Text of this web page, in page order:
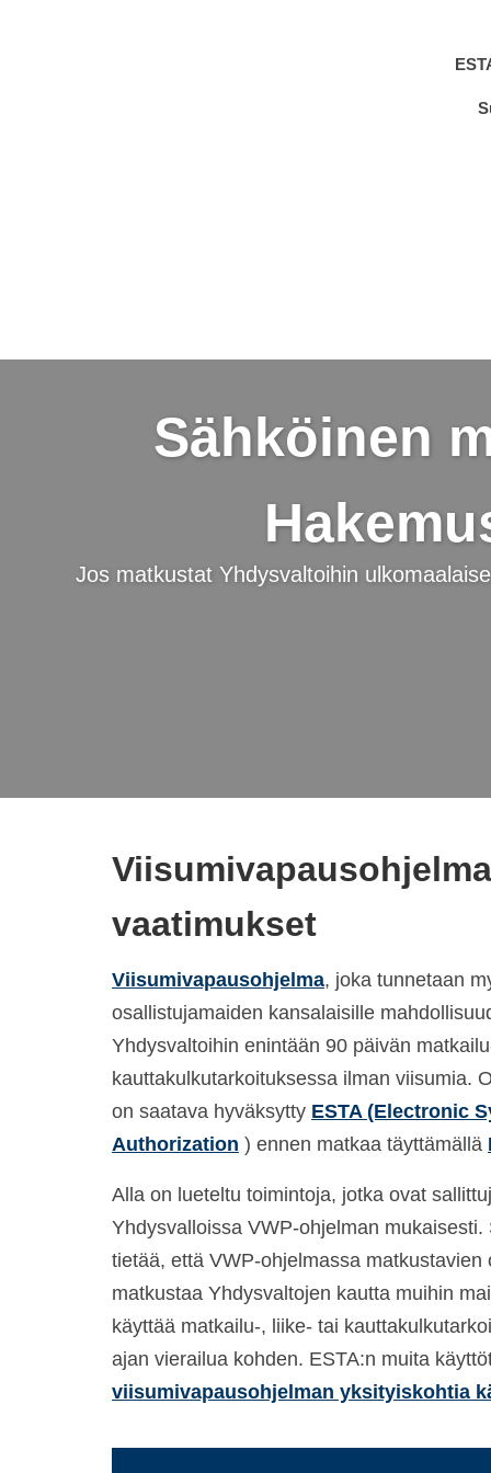
Sähköinen
Jos matkustat Yhdysvaltoihin
vaatimukset
Viisumivapausohjelma, joka tunnetaan
osallistujamaiden kansalaisille
Yhdysvaltoihin enintään 90 päivän
kauttakulkutarkoituksessa ilman viisumia.
on saatava hyväksytty ESTA (Electronic
Authorization ) ennen matkaa täyttämällä
Alla on lueteltu toimintoja, jotka ovat
Yhdysvalloissa VWP-ohjelman
tietää, että VWP-ohjelmassa matkustavien
matkustaa Yhdysvaltojen kautta muihin
käyttää matkailu-, liike- tai
ajan vierailua kohden. ESTA:n muita
viisumivapausohjelman yksityiskohtia